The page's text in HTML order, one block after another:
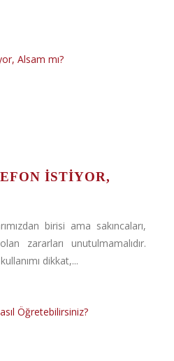
İSTIYOR,
birisi ama sakıncaları,
zararları unutulmamalıdır.
dikkat,...